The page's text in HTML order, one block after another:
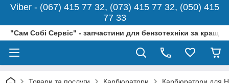
Viber - (067) 415 77 32, (073) 415 77 32, (050) 415
77 33
"Сам Собі Сервіс" - запчастини для бензотехніки за